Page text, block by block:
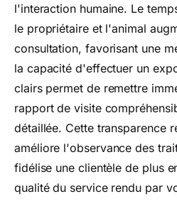
l'interaction humaine. Le
le propriétaire et l'animal
consultation, favorisant une
la capacité d'effectuer un
clairs permet de remettre
rapport de visite
détaillée. Cette transparence
améliore l'observance des
fidélise une clientèle de plus
qualité du service rendu par